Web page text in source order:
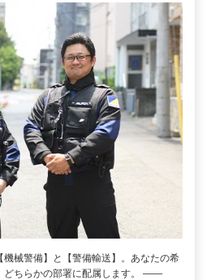
機械警備】と【警備輸送】。あなたの希
どちらかの部署に配属します。 ――